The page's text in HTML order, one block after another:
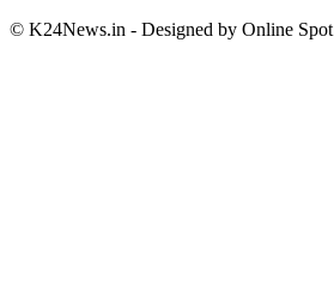
© K24News.in - Designed by Online Spot